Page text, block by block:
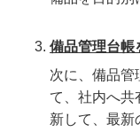
備品管理台帳
次に、備品管
て、社内へ共
新して、最新